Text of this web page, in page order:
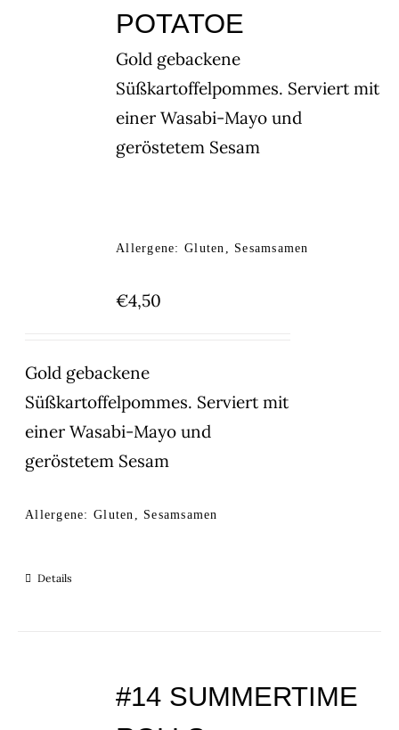
POTATOE
Gold gebackene
Süßkartoffelpommes. Serviert mit
einer Wasabi-Mayo und
geröstetem Sesam
Allergene: Gluten, Sesamsamen
€4,50
Gold gebackene
Süßkartoffelpommes. Serviert mit
einer Wasabi-Mayo und
geröstetem Sesam
Allergene: Gluten, Sesamsamen
Details
#14 SUMMERTIME